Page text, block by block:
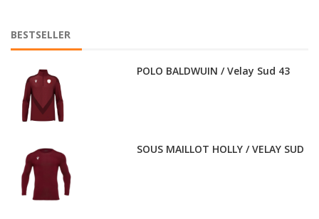
BESTSELLER
POLO BALDWUIN / Velay Sud 43
SOUS MAILLOT HOLLY / VELAY SUD